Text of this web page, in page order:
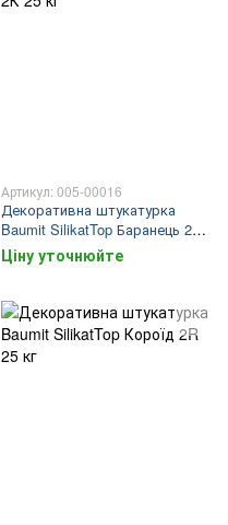
Артикул: 005-00016
Декоративна штукатурка
Baumit SilikatTop Баранець 2К
25 кг
Ціну уточнюйте